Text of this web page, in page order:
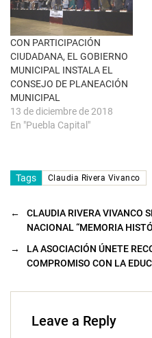
t
n
a
n
u
e
v
a
)
CON PARTICIPACIÓN
CIUDADANA, EL GOBIERNO
MUNICIPAL INSTALA EL
CONSEJO DE PLANEACIÓN
MUNICIPAL
13 de diciembre de 2018
En "Puebla Capital"
Tags Claudia Rivera Vivanco
←
CLAUDIA RIVERA VIVANCO
NACIONAL “MEMORIA
→
LA ASOCIACIÓN ÚNETE
COMPROMISO CON LA
Leave a Reply